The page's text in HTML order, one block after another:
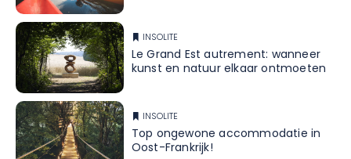
INSOLITE
Le Grand Est autrement: wanneer
kunst en natuur elkaar ontmoeten
INSOLITE
Top ongewone accommodatie in
Oost-Frankrijk!